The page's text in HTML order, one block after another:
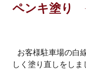
ペンキ塗り
お客様駐車場の白
しく塗り直しをしま